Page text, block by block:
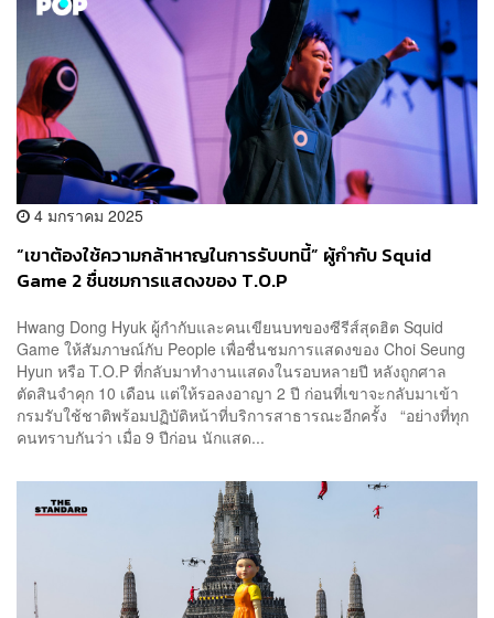
4 มกราคม 2025
“เขาต้องใช้ความกล้าหาญในการรับบทนี้” ผู้กำกับ Squid
Game 2 ชื่นชมการแสดงของ T.O.P
Hwang Dong Hyuk ผู้กำกับและคนเขียนบทของซีรีส์สุดฮิต Squid
Game ให้สัมภาษณ์กับ People เพื่อชื่นชมการแสดงของ Choi Seung
Hyun หรือ T.O.P ที่กลับมาทำงานแสดงในรอบหลายปี หลังถูกศาล
ตัดสินจำคุก 10 เดือน แต่ให้รอลงอาญา 2 ปี ก่อนที่เขาจะกลับมาเข้า
กรมรับใช้ชาติพร้อมปฏิบัติหน้าที่บริการสาธารณะอีกครั้ง “อย่างที่ทุก
คนทราบกันว่า เมื่อ 9 ปีก่อน นักแสด...